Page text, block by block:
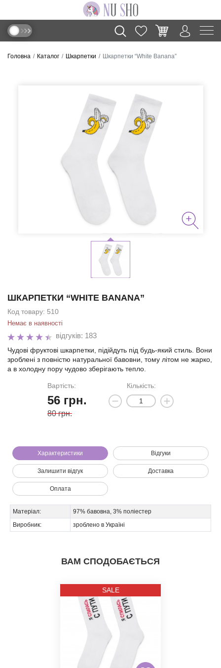
Головна Каталог Шкарпетки Шкарпетки “White Banana”
ШКАРПЕТКИ “WHITE BANANA”
Код товару: 510
Немає в наявності
відгуків: 183
Чудові фруктові шкарпетки, підійдуть під будь-який стиль. Вони
зроблені з повністю натуральної бавовни, тому літом не жарко,
а в холодну пору чудово зберігають тепло.
Вартість:
56 грн.
80 грн.
Кількість:
Характеристики Відгуки
Залишити відгук Доставка
Оплата
Матеріал:
97% бавовна, 3% поліестер
Виробник:
зроблено в Україні
ВАМ СПОДОБАЄТЬСЯ
SALE
Ми зателефонуємо вам на номер: